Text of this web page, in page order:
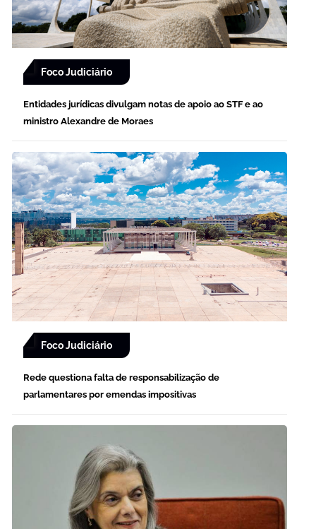
Foco Judiciário
Entidades jurídicas divulgam notas de apoio ao STF e ao
ministro Alexandre de Moraes
Foco Judiciário
Rede questiona falta de responsabilização de
parlamentares por emendas impositivas